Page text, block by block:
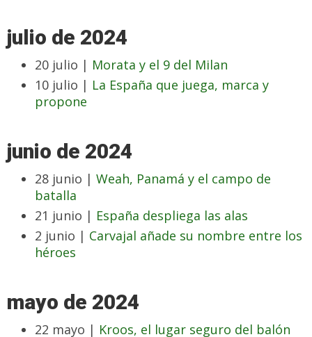
julio de 2024
20 julio | Morata y el 9 del Milan
10 julio | La España que juega, marca y
propone
junio de 2024
28 junio | Weah, Panamá y el campo de
batalla
21 junio | España despliega las alas
2 junio | Carvajal añade su nombre entre los
héroes
mayo de 2024
22 mayo | Kroos, el lugar seguro del balón